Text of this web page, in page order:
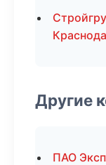
Другие
ПАО